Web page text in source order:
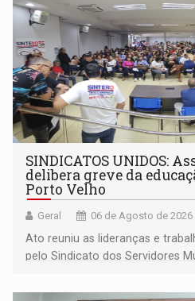
SINDICATOS UNIDOS:
delibera greve da
Porto Velho
Geral 06 de Agosto de 2026
Ato reuniu as lideranças e
pelo Sindicato dos Servidores